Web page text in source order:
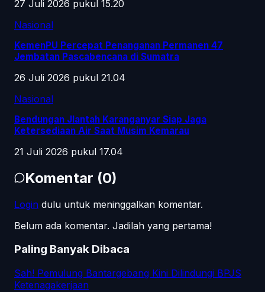
27 Juli 2026 pukul 15.20
Nasional
KemenPU Percepat Penanganan Permanen 47
Jembatan Pascabencana di Sumatra
26 Juli 2026 pukul 21.04
Nasional
Bendungan Jlantah Karanganyar Siap Jaga
Ketersediaan Air Saat Musim Kemarau
21 Juli 2026 pukul 17.04
Komentar (0)
Login dulu untuk meninggalkan komentar.
Belum ada komentar. Jadilah yang pertama!
Paling Banyak Dibaca
Sah! Pemulung Bantargebang Kini Dilindungi BPJS
Ketenagakerjaan